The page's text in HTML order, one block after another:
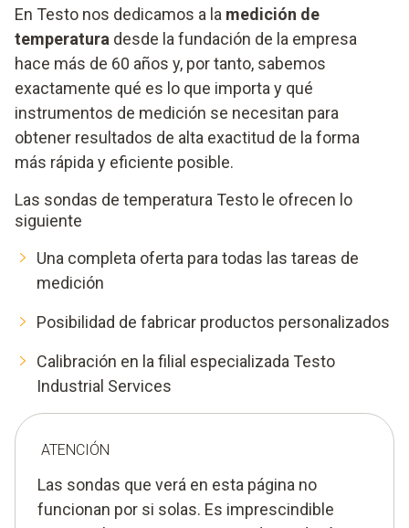
En Testo nos dedicamos a la medición de
temperatura desde la fundación de la empresa
hace más de 60 años y, por tanto, sabemos
exactamente qué es lo que importa y qué
instrumentos de medición se necesitan para
obtener resultados de alta exactitud de la forma
más rápida y eficiente posible.
Las sondas de temperatura Testo le ofrecen lo
siguiente
Una completa oferta para todas las tareas de
medición
Posibilidad de fabricar productos personalizados
Calibración en la filial especializada Testo
Industrial Services
ATENCIÓN
Las sondas que verá en esta página no
funcionan por si solas. Es imprescindible